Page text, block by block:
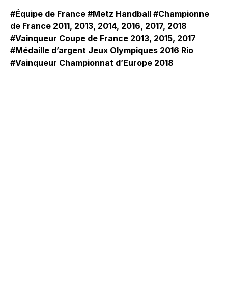
#Équipe de France #Metz Handball #Championne
de France 2011, 2013, 2014, 2016, 2017, 2018
#Vainqueur Coupe de France 2013, 2015, 2017
#Médaille d’argent Jeux Olympiques 2016 Rio
#Vainqueur Championnat d’Europe 2018